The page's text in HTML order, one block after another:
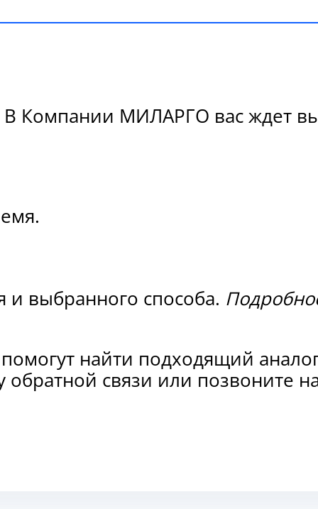
Компании МИЛАРГО вас ждет
и выбранного способа.
найти подходящий
обратной связи или